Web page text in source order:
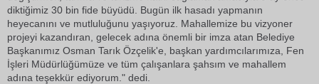
diktiğimiz 30 bin fide büyüdü. Bugün ilk hasadı yapmanın
heyecanını ve mutluluğunu yaşıyoruz. Mahallemize bu vizyoner
projeyi kazandıran, gelecek adına önemli bir imza atan Belediye
Başkanımız Osman Tarık Özçelik'e, başkan yardımcılarımıza, Fen
İşleri Müdürlüğümüze ve tüm çalışanlara şahsım ve mahallem
adına teşekkür ediyorum." dedi.